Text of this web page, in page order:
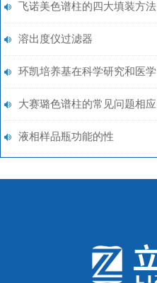
飞诺美色谱柱的四大填装方法
分享
溶出度仪过滤器
环凯培养基在科学研究和医学
诊断等领域具有重要作用
大赛璐色谱柱的常见问题相应
解决方法分享
液相样品瓶功能的性